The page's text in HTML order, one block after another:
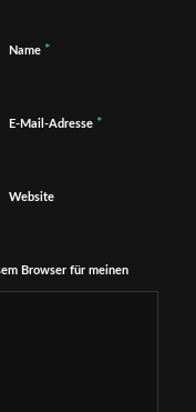
Name *
E-Mail-Adresse *
Website
Browser für meinen